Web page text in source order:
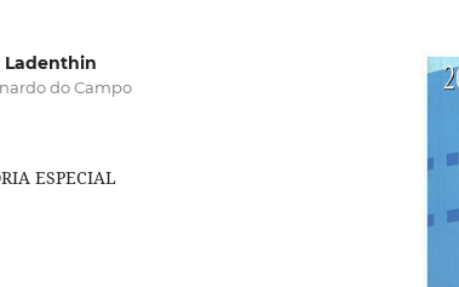
Ladenthin
do Campo
ESPECIAL